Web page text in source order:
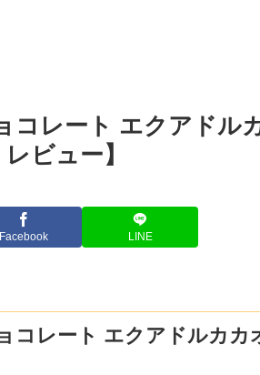
コレート エクアドル
ビュー】
Facebook LINE
コレート エクアドルカカ